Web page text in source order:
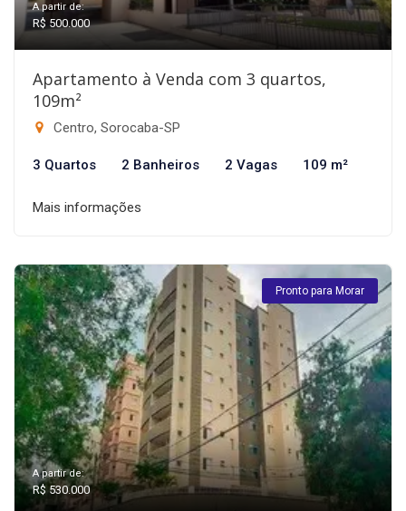
A partir de:
R$ 500.000
Apartamento à Venda com 3 quartos,
109m²
Centro, Sorocaba-SP
3 Quartos 2 Banheiros 2 Vagas 109 m²
Mais informações
Pronto para Morar
A partir de:
R$ 530.000